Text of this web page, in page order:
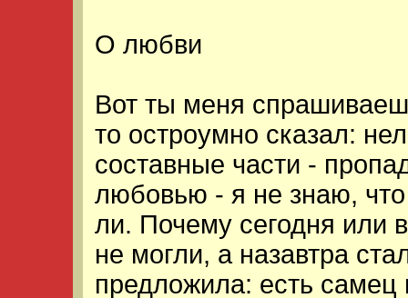
О любви
Вот ты меня
то остроумно сказал:
составные части -
любовью - я не знаю, что
ли. Почему сегодня или
не могли, а назавтра
предложила: есть самец